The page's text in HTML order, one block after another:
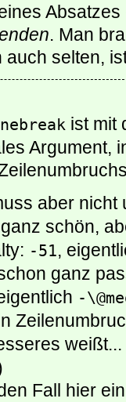
. Man
auch selten,
ist mit
Argument,
aber
schön,
-51,
ganz
-
Fall hier